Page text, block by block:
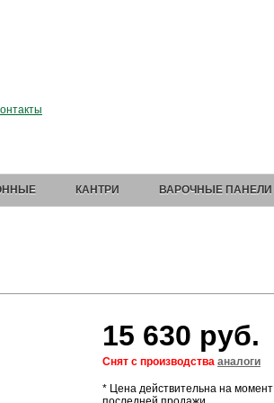
КАНТРИ ВАРОЧНЫЕ ПАНЕЛИ
15 630 руб.
Снят с производства аналоги
* Цена действительна на момент